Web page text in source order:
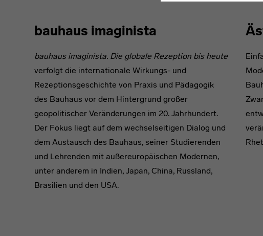
bauhaus imaginista
bauhaus imaginista. Die globale Rezeption bis heute
verfolgt die internationale Wirkungs- und
Rezeptionsgeschichte von Praxis und Pädagogik
des Bauhaus vor dem Hintergrund großer
geopolitischer Veränderungen im 20. Jahrhundert.
Der Fokus liegt auf dem wechselseitigen Dialog und
dem Austausch des Bauhaus, seiner Studierenden
und Lehrenden mit außereuropäischen Modernen,
unter anderem in Indien, Japan, China, Russland,
Brasilien und den USA.